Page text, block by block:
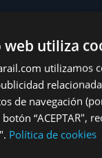
web utiliza
utilizamos
de navegación
“ACEPTAR",
Política de cookies